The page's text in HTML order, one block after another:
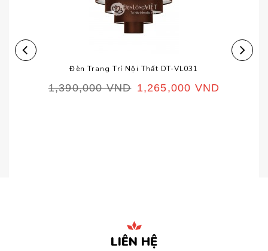
Đèn Trang Trí Nội Thất DT-VL031
1,390,000VND 1,265,000 VND
LIÊN HỆ